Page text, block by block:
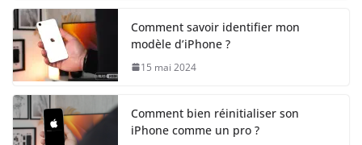
Comment savoir identifier mon
modèle d’iPhone ?
15 mai 2024
Comment bien réinitialiser son
iPhone comme un pro ?